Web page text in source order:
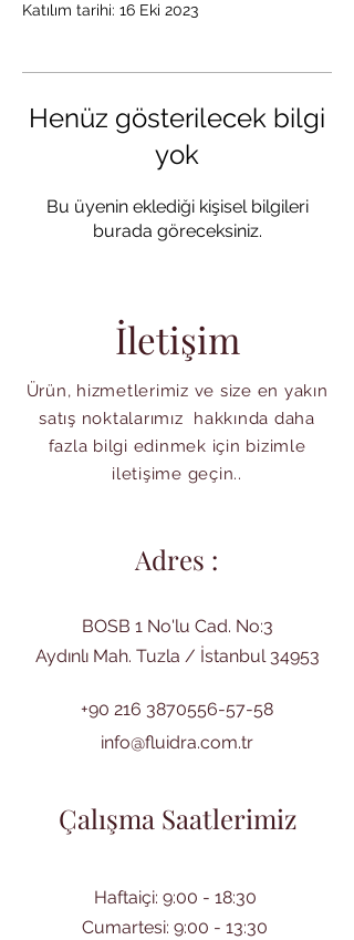
Katılım tarihi: 16 Eki 2023
Henüz gösterilecek bilgi
yok
Bu üyenin eklediği kişisel bilgileri
burada göreceksiniz.
İletişim
Ürün, hizmetlerimiz ve size en yakın
satış noktalarımız hakkında daha
fazla bilgi edinmek için bizimle
iletişime geçin..
Adres :
BOSB 1 No'lu Cad. No:3
Aydınlı Mah. Tuzla / İstanbul 34953
+90 216 3870556-57-58
info@fluidra.com.tr
Çalışma Saatlerimiz
Haftaiçi: 9:00 - 18:30
Cumartesi: 9:00 - 13:30